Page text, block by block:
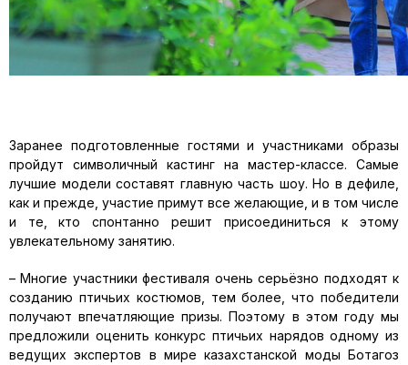
Заранее подготовленные гостями и участниками образы
пройдут символичный кастинг на мастер-классе. Самые
лучшие модели составят главную часть шоу. Но в дефиле,
как и прежде, участие примут все желающие, и в том числе
и те, кто спонтанно решит присоединиться к этому
увлекательному занятию.
– Многие участники фестиваля очень серьёзно подходят к
созданию птичьих костюмов, тем более, что победители
получают впечатляющие призы. Поэтому в этом году мы
предложили оценить конкурс птичьих нарядов одному из
ведущих экспертов в мире казахстанской моды Ботагоз